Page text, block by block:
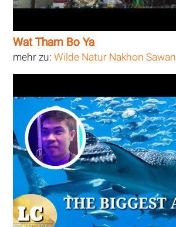
Wat Tham Bo Ya
mehr zu:Wilde Natur Nakhon Sawan